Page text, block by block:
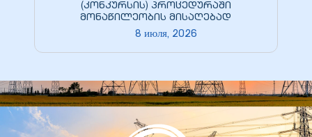
(კონკურსის) პროცედურაში
მონაწილეობის მისაღებად
8 июля, 2026